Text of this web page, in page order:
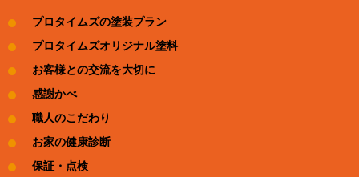
プロタイムズの塗装プラン
プロタイムズオリジナル塗料
お客様との交流を大切に
感謝かべ
職人のこだわり
お家の健康診断
保証・点検